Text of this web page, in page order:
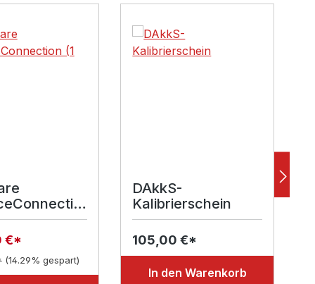
€*
(14.29% gespart)
DAkkS-
Kalibrierschein
105,00 €*
In den Warenkorb